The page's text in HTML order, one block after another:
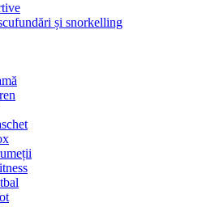
și snorkelling